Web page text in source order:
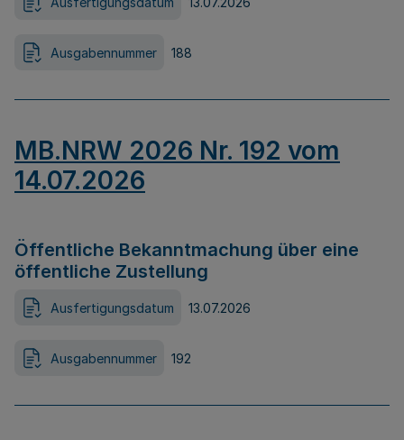
Ausgabennummer 188
MB.NRW 2026 Nr. 192 vom
14.07.2026
Öffentliche Bekanntmachung über eine
öffentliche Zustellung
Ausfertigungsdatum 13.07.2026
Ausgabennummer 192